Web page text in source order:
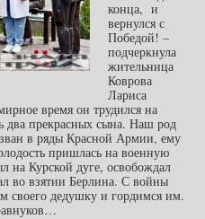
конца, и
вернулся с
Победой! –
подчеркнула
жительница
Коврова
Лариса
время он трудился на
два прекрасных сына. Наш род
в ряды Красной Армии, ему
пришлась на военную
на Курской дуге, освобождал
во взятии Берлина. С войны
своего дедушку и гордимся им.